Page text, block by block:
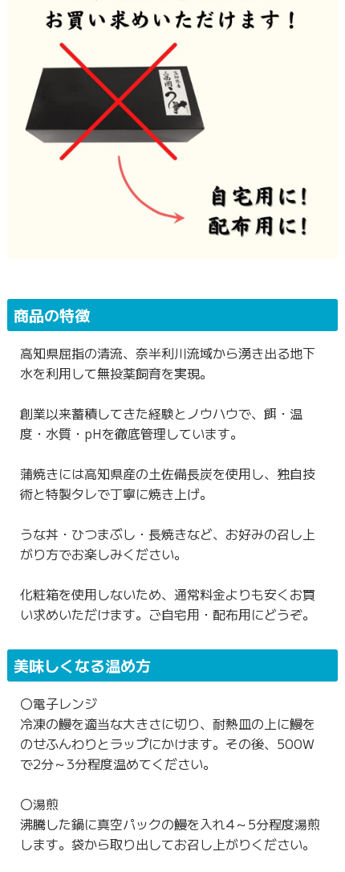
商品の特徴
高知県屈指の清流、奈半利川流域から湧き出る地下
水を利用して無投薬飼育を実現。
創業以来蓄積してきた経験とノウハウで、餌・温
度・水質・pHを徹底管理しています。
蒲焼きには高知県産の土佐備長炭を使用し、独自技
術と特製タレで丁寧に焼き上げ。
うな丼・ひつまぶし・長焼きなど、お好みの召し上
がり方でお楽しみください。
化粧箱を使用しないため、通常料金よりも安くお買
い求めいただけます。ご自宅用・配布用にどうぞ。
美味しくなる温め方
〇電子レンジ
冷凍の鰻を適当な大きさに切り、耐熱皿の上に鰻を
のせふんわりとラップにかけます。その後、500W
で2分～3分程度温めてください。
〇湯煎
沸騰した鍋に真空パックの鰻を入れ4～5分程度湯煎
します。袋から取り出してお召し上がりください。